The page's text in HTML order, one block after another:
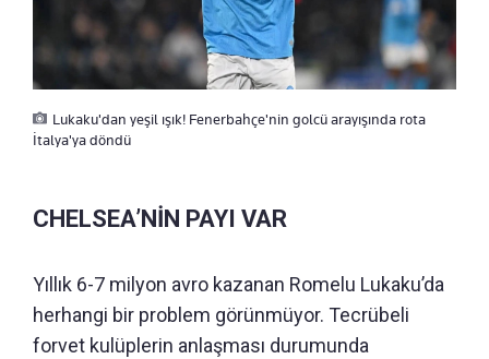
Lukaku'dan yeşil ışık! Fenerbahçe'nin golcü arayışında rota
İtalya'ya döndü
CHELSEA’NİN PAYI VAR
Yıllık 6-7 milyon avro kazanan Romelu Lukaku’da
herhangi bir problem görünmüyor. Tecrübeli
forvet kulüplerin anlaşması durumunda